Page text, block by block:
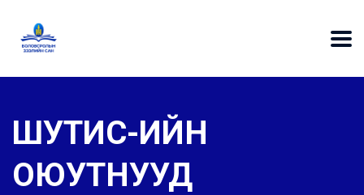
ШУТИС-ИЙН
ОЮУТНУУД